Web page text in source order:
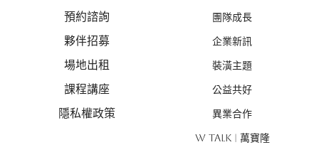
預約諮詢
夥伴招募
場地出租
課程講座
隱私權政策
團隊成長
企業新訊
裝潢主題
公益共好
異業合作
W TALK | 萬寶隆